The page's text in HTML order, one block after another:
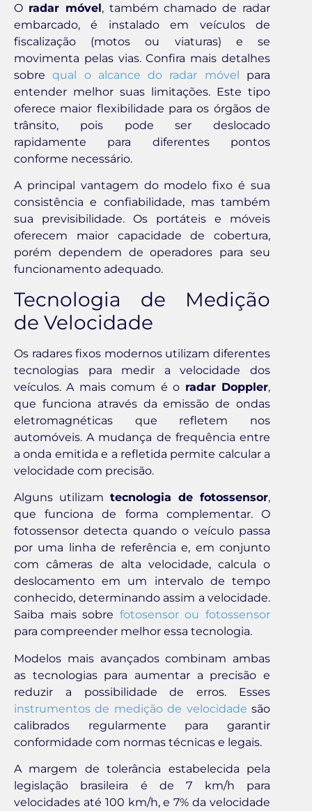
O radar móvel, também chamado de radar
embarcado, é instalado em veículos de
fiscalização (motos ou viaturas) e se
movimenta pelas vias. Confira mais detalhes
sobrequal o alcance do radar móvel para
entender melhor suas limitações. Este tipo
oferece maior flexibilidade para os órgãos de
trânsito, pois pode ser deslocado
rapidamente para diferentes pontos
conforme necessário.
A principal vantagem do modelo fixo é sua
consistência e confiabilidade, mas também
sua previsibilidade. Os portáteis e móveis
oferecem maior capacidade de cobertura,
porém dependem de operadores para seu
funcionamento adequado.
Tecnologia de Medição
de Velocidade
Os radares fixos modernos utilizam diferentes
tecnologias para medir a velocidade dos
veículos. A mais comum é o radar Doppler,
que funciona através da emissão de ondas
eletromagnéticas que refletem nos
automóveis. A mudança de frequência entre
a onda emitida e a refletida permite calcular a
velocidade com precisão.
Alguns utilizam tecnologia de fotossensor,
que funciona de forma complementar. O
fotossensor detecta quando o veículo passa
por uma linha de referência e, em conjunto
com câmeras de alta velocidade, calcula o
deslocamento em um intervalo de tempo
conhecido, determinando assim a velocidade.
Saiba mais sobre fotosensor ou fotossensor
para compreender melhor essa tecnologia.
Modelos mais avançados combinam ambas
as tecnologias para aumentar a precisão e
reduzir a possibilidade de erros. Esses
instrumentos de medição de velocidade são
calibrados regularmente para garantir
conformidade com normas técnicas e legais.
A margem de tolerância estabelecida pela
legislação brasileira é de 7 km/h para
velocidades até 100 km/h, e 7% da velocidade